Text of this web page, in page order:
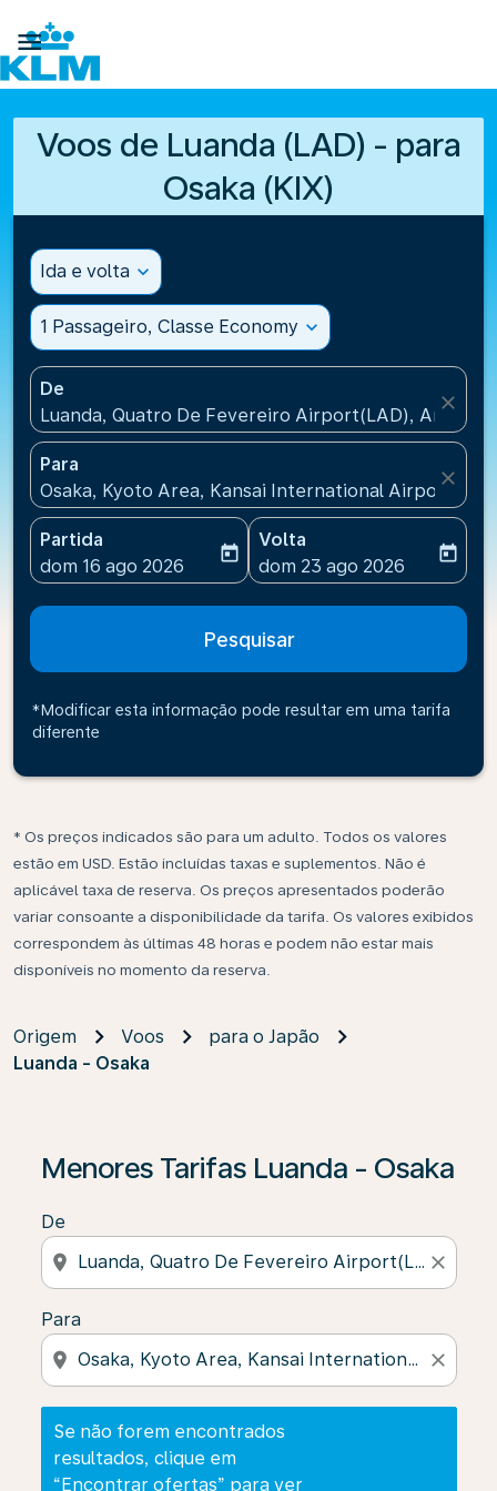

Voos de Luanda (LAD) - para
Osaka (KIX)
Ida e volta expand_more
1 Passageiro, Classe Economy expand_more
De
Luanda, Quatro De Fevereiro Airport(LAD), Angola
close
Para
Osaka, Kyoto Area, Kansai International
close
Partida
fc-booking-departure-date-aria-label
dom 16 ago 2026
today
Volta
fc-booking-return-date-
dom 23 ago 2026
today
Pesquisar
*Modificar esta informação pode resultar em uma tarifa
diferente
* Os preços indicados são para um adulto. Todos os valores
estão em USD. Estão incluídas taxas e suplementos. Não é
aplicável taxa de reserva. Os preços apresentados poderão
variar consoante a disponibilidade da tarifa. Os valores exibidos
correspondem às últimas 48 horas e podem não estar mais
disponíveis no momento da reserva.
Origem Voos
para o Japão
Luanda - Osaka
Menores Tarifas Luanda - Osaka
De
location_on close
Para
location_on close
Se não forem encontrados
resultados, clique em
“Encontrar ofertas” para ver
Se não forem encontrados resultados, clique em